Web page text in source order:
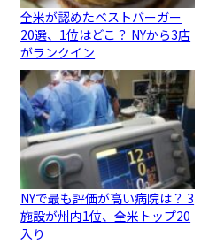
全米が認めたベストバーガー
20選、1位はどこ？ NYから3店
がランクイン
NYで最も評価が高い病院は？ 3
施設が州内1位、全米トップ20
入り